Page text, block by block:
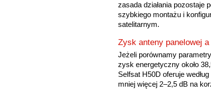
zasada działania pozostaje
szybkiego montażu i
satelitarnym.
Zysk anteny panelowej
Jeżeli porównamy
zysk energetyczny około
Selfsat H50D oferuje
mniej więcej 2–2,5 dB na